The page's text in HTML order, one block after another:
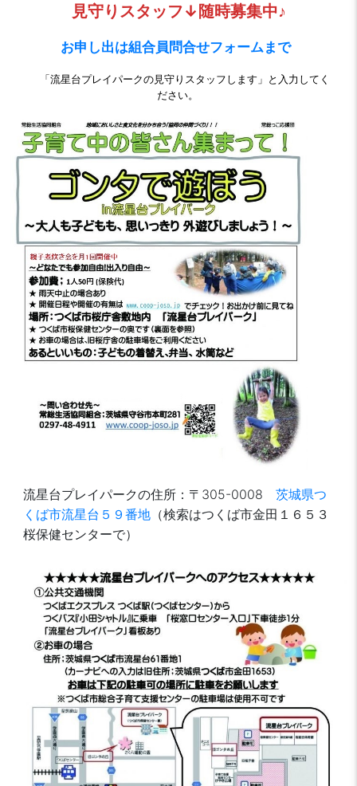
見守りスタッフ↓随時募集中♪
お申し出は組合員問合せフォームまで
「流星台プレイパークの見守りスタッフします」と入力してく
ださい。
流星台プレイパークの住所：〒305-0008 茨城県つ
くば市流星台５９番地（検索はつくば市金田１６５３
桜保健センターで）